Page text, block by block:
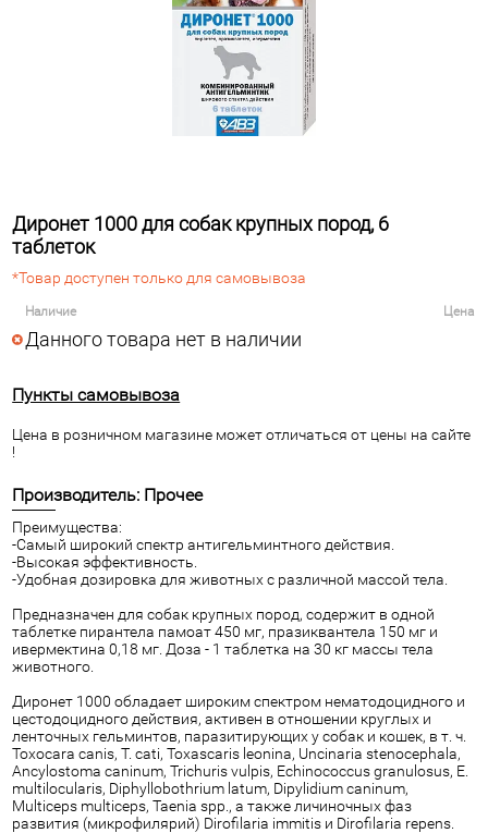
Диронет 1000 для собак крупных пород, 6
таблеток
*Товар доступен только для самовывоза
Наличие Цена
Данного товара нет в наличии
Пункты самовывоза
Цена в розничном магазине может отличаться от цены на сайте
!
Производитель: Прочее
Преимущества:
-Самый широкий спектр антигельминтного действия.
-Высокая эффективность.
-Удобная дозировка для животных с различной массой тела.
Предназначен для собак крупных пород, содержит в одной
таблетке пирантела памоат 450 мг, празиквантела 150 мг и
ивермектина 0,18 мг. Доза - 1 таблетка на 30 кг массы тела
животного.
Диронет 1000 обладает широким спектром нематодоцидного и
цестодоцидного действия, активен в отношении круглых и
ленточных гельминтов, паразитирующих у собак и кошек, в т. ч.
Toxocara canis, Т. cati, Toxascaris leonina, Uncinaria stenocephala,
Ancylostoma caninum, Trichuris vulpis, Echinococcus granulosus, E.
multilocularis, Diphyllobothrium latum, Dipylidium caninum,
Multiceps multiceps, Taenia spp., а также личиночных фаз
развития (микрофилярий) Dirofilaria immitis и Dirofilaria repens.